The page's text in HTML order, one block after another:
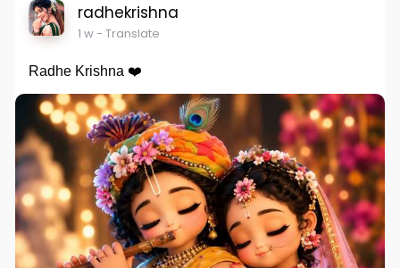
radhekrishna
1 w- Translate
Radhe Krishna ❤️